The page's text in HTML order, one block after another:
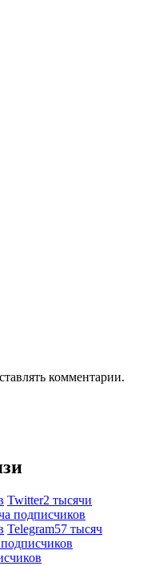
комментарии.
Twitter2 тысячи
подписчиков
Telegram57 тысяч